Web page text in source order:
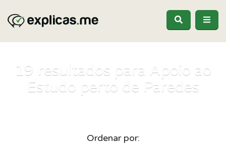
19 resultados para Apoio ao
Estudo perto de Paredes
Ordenar por: